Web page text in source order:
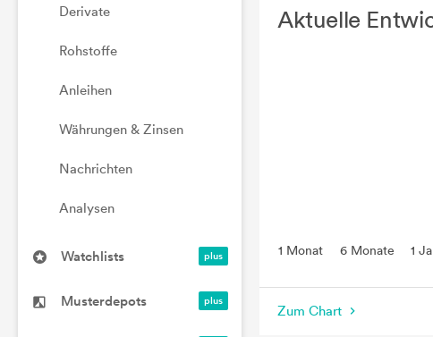
Derivate
Rohstoffe
Anleihen
Währungen & Zinsen
Nachrichten
Analysen
Watchlists
Musterdepots
Aktuelle
1 Monat 6 Monate 1
Zum Chart